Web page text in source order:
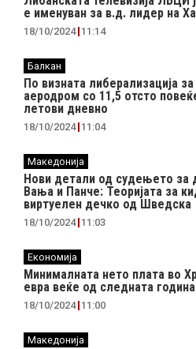
е именуван за в.д. лидер на
18/10/2024 11:14
Балкан
По визната либерализација
аеродром со 11,5 отсто
летови дневно
18/10/2024 11:04
Македонија
Нови детали од судењето за
Вања и Панче: Теоријата за
виртуелен дечко од Шведска
18/10/2024 11:03
Економија
Минималната нето плата во
евра веќе од следната година
18/10/2024 11:00
Македонија